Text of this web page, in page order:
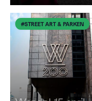
#STREET ART & PARKEN